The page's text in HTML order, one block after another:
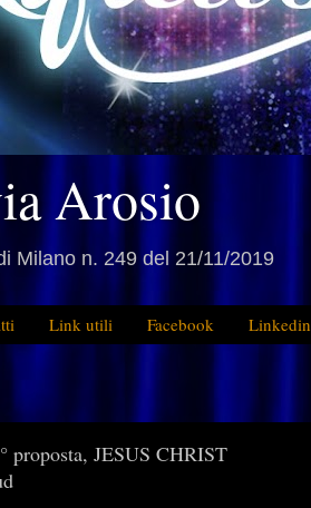
Arosio
Milano n. 249 del 21/11/2019
Link utili Facebook Linkedin
JESUS CHRIST